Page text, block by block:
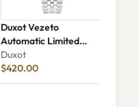
Duxot Vezeto
Automatic Limited
Edition DX-2061-CC
Duxot
$420.00